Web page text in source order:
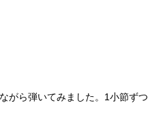
がら弾いてみました。1小節ずつ